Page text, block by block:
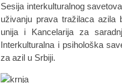
Sesija interkulturalnog
uživanju prava tražilaca azila
unija i Kancelarija za
Interkulturalna i psihološka
za azil u Srbiji.